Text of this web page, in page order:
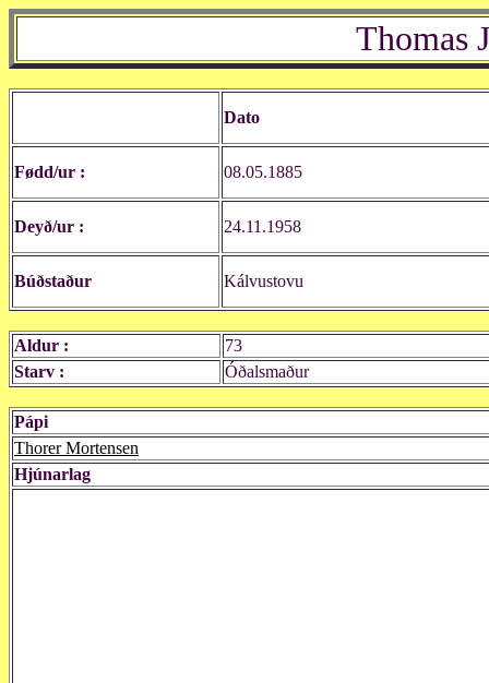
Thomas
Dato
Fødd/ur : 08.05.1885
Deyð/ur : 24.11.1958
Búðstaður Kálvustovu
Aldur :
73
Starv :
Óðalsmaður
Pápi
Thorer Mortensen
Hjúnarlag